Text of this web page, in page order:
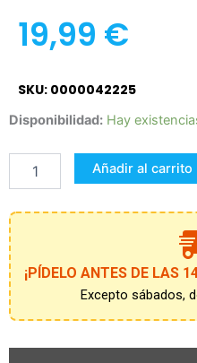
19,99 €
SKU: 0000042225
Disponibilidad: Hay
KINETIC
MÁQUINA
HELADOS
Añadir al carrito
¡PÍDELO ANTES DE LAS
Excepto sábados,